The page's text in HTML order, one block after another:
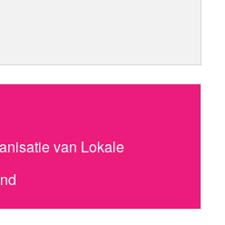
van Lokale